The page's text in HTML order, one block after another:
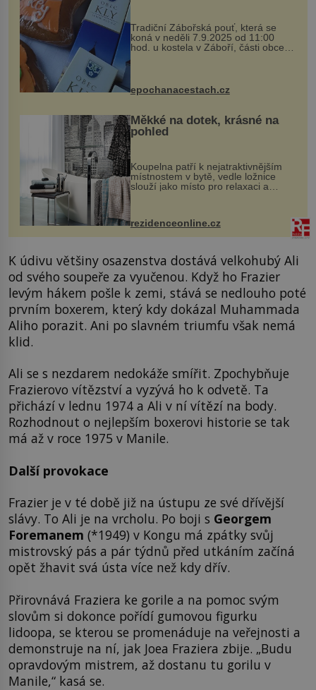
Tradiční Zábořská pouť, která se
koná v neděli 7.9.2025 od 11:00
hod. u kostela v Záboří, části obce
Kly u Mělníka. V programu naleznete
komentovanou prohlídku kostela,
epochanacestach.cz
Měkké na dotek, krásné na
pohled
Koupelna patří k nejatraktivnějším
místnostem v bytě, vedle ložnice
slouží jako místo pro relaxaci a
odpočinek. Koupelnový textil –
ručníky, osušky a koberečky –
mohou jako mávnutím kouzelného
proutku...
rezidenceonline.cz
K údivu většiny osazenstva dostává velkohubý Ali
od svého soupeře za vyučenou. Když ho Frazier
levým hákem pošle k zemi, stává se nedlouho poté
prvním boxerem, který kdy dokázal Muhammada
Aliho porazit. Ani po slavném triumfu však nemá
klid.
Ali se s nezdarem nedokáže smířit. Zpochybňuje
Frazierovo vítězství a vyzývá ho k odvetě. Ta
přichází v lednu 1974 a Ali v ní vítězí na body.
Rozhodnout o nejlepším boxerovi historie se tak
má až v roce 1975 v Manile.
Další provokace
Frazier je v té době již na ústupu ze své dřívější
slávy. To Ali je na vrcholu. Po boji s Georgem
Foremanem (*1949) v Kongu má zpátky svůj
mistrovský pás a pár týdnů před utkáním začíná
opět žhavit svá ústa více než kdy dřív.
Přirovnává Fraziera ke gorile a na pomoc svým
slovům si dokonce pořídí gumovou figurku
lidoopa, se kterou se promenáduje na veřejnosti a
demonstruje na ní, jak Joea Fraziera zbije. „Budu
opravdovým mistrem, až dostanu tu gorilu v
Manile,“ kasá se.